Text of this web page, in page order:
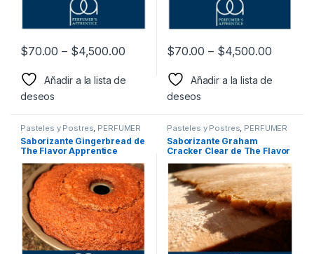
$70.00 – $4,500.00
Añadir a la lista de
deseos
$70.00 – $4,500.00
Añadir a la lista de
deseos
Pasteles y Postres, PERFUMER
´S APPRENTCIE , Sabor a
Pasteles y postres,
Saborizantes
Saborizante Gingerbread de
The Flavor Apprentice
Pasteles y Postres, PERFUMER
´S APPRENTCIE Sabor a
Pasteles y postres,
Saborizantes
Saborizante Graham
Cracker Clear de The Flavor